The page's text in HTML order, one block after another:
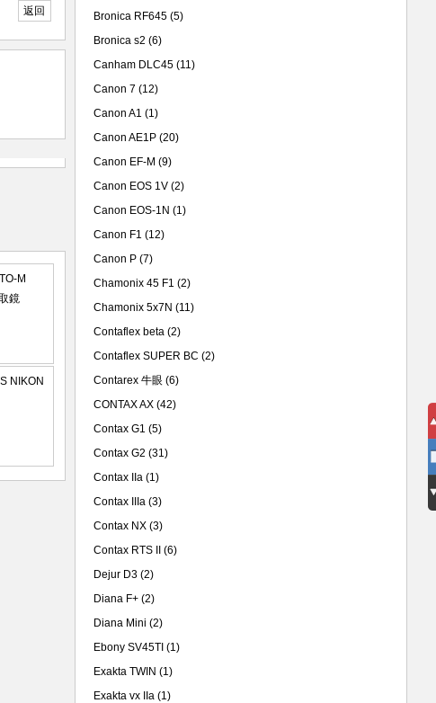
返回
Bronica RF645 (5)
Bronica s2 (6)
Canham DLC45 (11)
Canon 7 (12)
Canon A1 (1)
Canon AE1P (20)
Canon EF-M (9)
Canon EOS 1V (2)
Canon EOS-1N (1)
Canon F1 (12)
Canon P (7)
Chamonix 45 F1 (2)
Chamonix 5x7N (11)
Contaflex beta (2)
Contaflex SUPER BC (2)
Contarex 牛眼 (6)
CONTAX AX (42)
Contax G1 (5)
Contax G2 (31)
Contax IIa (1)
Contax IIIa (3)
Contax NX (3)
Contax RTS II
(6)
Dejur D3 (2)
Diana F+ (2)
Diana Mini (2)
Ebony SV45TI (1)
Exakta TWIN (1)
Exakta vx IIa (1)